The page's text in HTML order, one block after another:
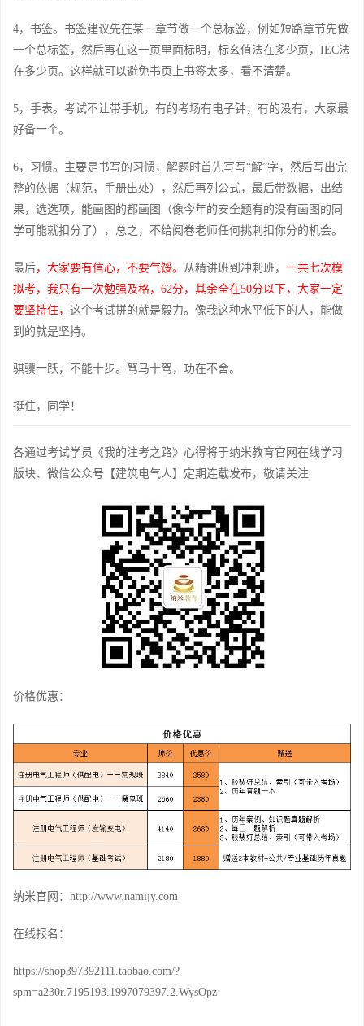
4，书签。书签建议先在某一章节做一个总标签，例如短路章节先做
一个总标签，然后再在这一页里面标明，标幺值法在多少页，IEC法
在多少页。这样就可以避免书页上书签太多，看不清楚。
5，手表。考试不让带手机，有的考场有电子钟，有的没有，大家最
好备一个。
6，习惯。主要是书写的习惯，解题时首先写写“解”字，然后写出完
整的依据（规范，手册出处），然后再列公式，最后带数据，出结
果，选选项，能画图的都画图（像今年的安全题有的没有画图的同
学可能就扣分了），总之，不给阅卷老师任何挑刺扣你分的机会。
最后，大家要有信心，不要气馁。 从精讲班到冲刺班， 一共七次模
拟考，我只有一次勉强及格，62分，其余全在50分以下，大家一定
要坚持住， 这个考试拼的就是毅力。像我这种水平低下的人，能做
到的就是坚持。
骐骥一跃，不能十步。驽马十驾，功在不舍。
挺住，同学！
各通过考试学员《我的注考之路》心得将于纳米教育官网在线学习
版块、微信公众号【建筑电气人】定期连载发布，敬请关注
价格优惠：
纳米官网： http://www.namijy.com
在线报名：
https://shop397392111.taobao.com/?
spm=a230r.7195193.1997079397.2.WysOpz